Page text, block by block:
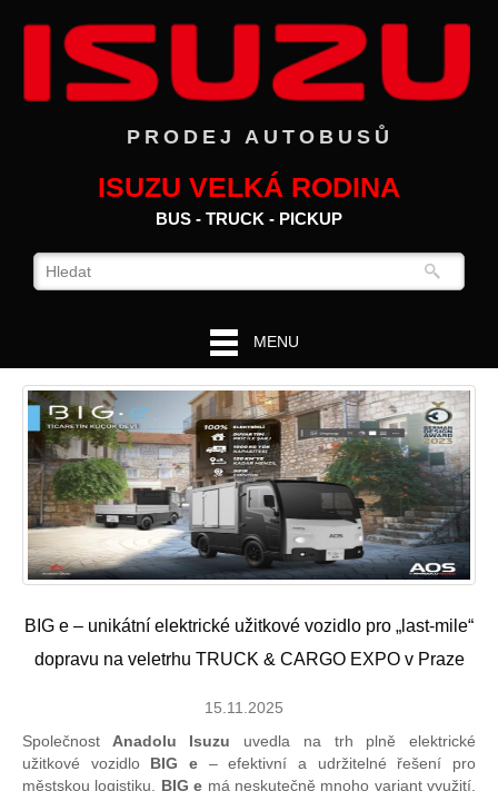
PRODEJ AUTOBUSŮ
ISUZU VELKÁ RODINA
BUS - TRUCK - PICKUP
MENU
BIG e – unikátní elektrické užitkové vozidlo pro „last-mile“
dopravu na veletrhu TRUCK & CARGO EXPO v Praze
15.11.2025
Společnost Anadolu Isuzu uvedla na trh plně elektrické
užitkové vozidlo BIG e – efektivní a udržitelné řešení pro
městskou logistiku. BIG e má neskutečně mnoho variant využití,